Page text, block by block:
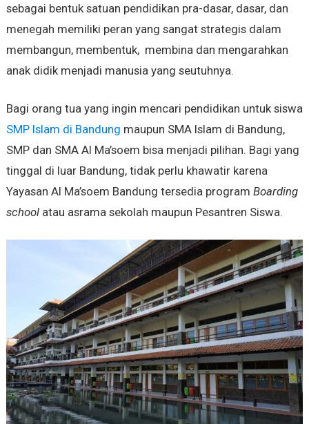
sebagai bentuk satuan pendidikan pra-dasar, dasar, dan
menegah memiliki peran yang sangat strategis dalam
membangun, membentuk, membina dan mengarahkan
anak didik menjadi manusia yang seutuhnya.
Bagi orang tua yang ingin mencari pendidikan untuk siswa
SMP Islam di Bandung maupun SMA Islam di Bandung,
SMP dan SMA Al Ma’soem bisa menjadi pilihan. Bagi yang
tinggal di luar Bandung, tidak perlu khawatir karena
Yayasan Al Ma’soem Bandung tersedia program Boarding
schoolatau asrama sekolah maupun Pesantren Siswa.